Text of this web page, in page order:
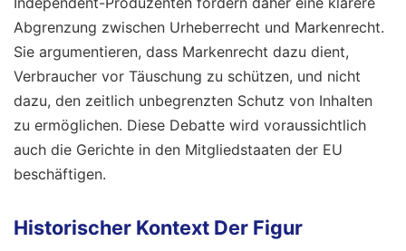
Abgrenzung zwischen Urheberrecht und Markenrecht.
Sie argumentieren, dass Markenrecht dazu dient,
Verbraucher vor Täuschung zu schützen, und nicht
dazu, den zeitlich unbegrenzten Schutz von Inhalten
zu ermöglichen. Diese Debatte wird voraussichtlich
auch die Gerichte in den Mitgliedstaaten der EU
beschäftigen.
Historischer Kontext Der Figur